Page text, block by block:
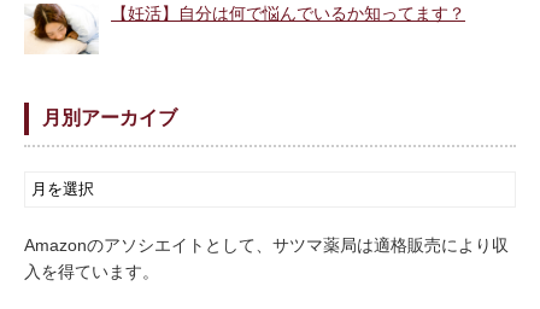
【妊活】自分は何で悩んでいるか知ってます？
月別アーカイブ
Amazonのアソシエイトとして、サツマ薬局は適格販売により収
入を得ています。